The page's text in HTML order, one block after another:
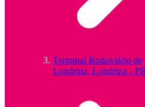
Terminal Rodoviário de
Londrina, Londrina - PR